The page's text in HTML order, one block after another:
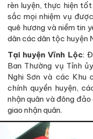
rèn luyện, thực hiện
sắc mọi nhiệm vụ
quê hương và niềm tin
dân các dân tộc huyện
Tại huyện Vĩnh Lộc:
Ban Thường vụ Tỉnh
Nghi Sơn và các Khu
chính quyền huyện,
nhận quân và đông
giao nhận quân.